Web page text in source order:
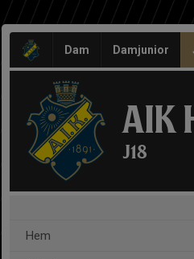
Dam Damjunior
AIK
J18
Hem